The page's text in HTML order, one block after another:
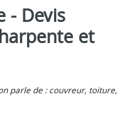
- Devis
et
parle de : couvreur, toiture,